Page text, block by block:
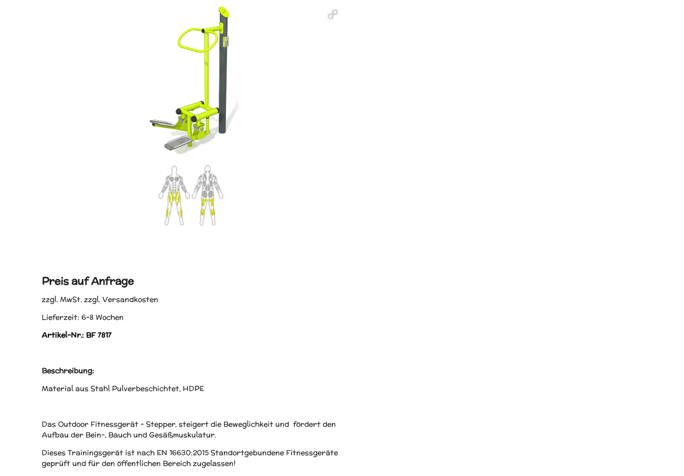
Preis auf Anfrage
zzgl. MwSt. zzgl. Versandkosten
Lieferzeit: 6-8 Wochen
Artikel-Nr.: BF 7817
Beschreibung:
Material aus Stahl Pulverbeschichtet, HDPE
Das Outdoor Fitnessgerät - Stepper, steigert die Beweglichkeit und fördert den
Aufbau der Bein-, Bauch und Gesäßmuskulatur.
Dieses Trainingsgerät ist nach EN 16630:2015 Standortgebundene Fitnessgeräte
geprüft und für den öffentlichen Bereich zugelassen!